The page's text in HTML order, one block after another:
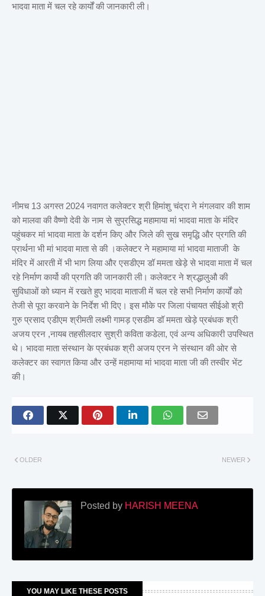
भादवा माता में चल रहे कार्यों की जानकारी ली।
नीमच 13 अगस्त 2024 नवागत कलेक्टर श्री हिमांशु चंद्रा ने मंगलवार की शाम
को मालवा की वैष्णो देवी के नाम से सुप्रसिद्ध महामाया मां भादवा माता के मंदिर
पहुंचकर मां भादवा माता के दर्शन किए और जिले की सुख समृद्धि और प्रगति की
प्रार्थना भी मां भादवा माता से की ।कलेक्टर ने महामाया मां भादवा माताजी के
मंदिर में आरती में भी भाग लिया और एसडीएम डॉ ममता खेड़े से भादवा माता में चल
रहे निर्माण कार्यो की प्रगति की जानकारी ली। कलेक्टर ने श्रद्धालुऔ की
सुविधाओं को ध्यान में रखते हुए भादवा माताजी में चल रहे सभी निर्माण कार्यों को
तेजी से पूरा करवाने के निर्देश भी दिए। इस मौके पर जिला पंचायत सीईओ श्री
गुरु प्रसाद एडीएम श्रीमती लक्ष्मी गामड़ एसडीम डॉ ममता खेड़े प्रबंधक श्री
अजय एरन ,नायब तहसीलदार सुश्री कविता कडेला, एवं अन्य अधिकारी उपस्थित
थे। भादवा माता संस्थान के प्रबंधक श्री अजय एरन ने संस्थान की ओर से
कलेक्टर का स्वागत किया और उन्हें महामाया मां भादवा माता जी की तस्वीर भेंट
की।
NEWER
OLDER
Posted by HARISH MEENA
YOU MAY LIKE THESE POSTS